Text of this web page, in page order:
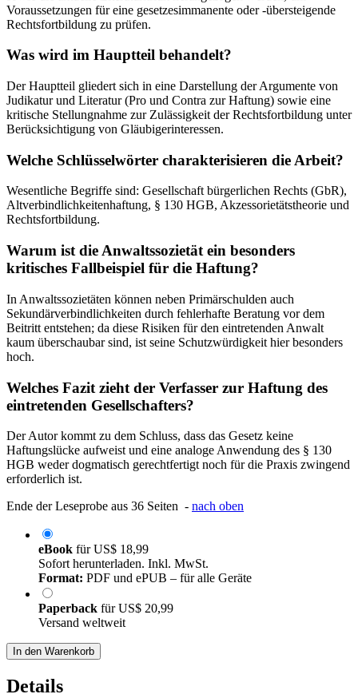
Voraussetzungen für eine gesetzesimmanente oder -übersteigende
Rechtsfortbildung zu prüfen.
Was wird im Hauptteil behandelt?
Der Hauptteil gliedert sich in eine Darstellung der Argumente von
Judikatur und Literatur (Pro und Contra zur Haftung) sowie eine
kritische Stellungnahme zur Zulässigkeit der Rechtsfortbildung unter
Berücksichtigung von Gläubigerinteressen.
Welche Schlüsselwörter charakterisieren die Arbeit?
Wesentliche Begriffe sind: Gesellschaft bürgerlichen Rechts (GbR),
Altverbindlichkeitenhaftung, § 130 HGB, Akzessorietätstheorie und
Rechtsfortbildung.
Warum ist die Anwaltssozietät ein besonders
kritisches Fallbeispiel für die Haftung?
In Anwaltssozietäten können neben Primärschulden auch
Sekundärverbindlichkeiten durch fehlerhafte Beratung vor dem
Beitritt entstehen; da diese Risiken für den eintretenden Anwalt
kaum überschaubar sind, ist seine Schutzwürdigkeit hier besonders
hoch.
Welches Fazit zieht der Verfasser zur Haftung des
eintretenden Gesellschafters?
Der Autor kommt zu dem Schluss, dass das Gesetz keine
Haftungslücke aufweist und eine analoge Anwendung des § 130
HGB weder dogmatisch gerechtfertigt noch für die Praxis zwingend
erforderlich ist.
Ende der Leseprobe aus 36 Seiten - nach oben
eBook fürUS$ 18,99
Sofort herunterladen. Inkl. MwSt.
Format: PDF und ePUB – für alle Geräte
Paperback fürUS$ 20,99
Versand weltweit
In den Warenkorb
Details